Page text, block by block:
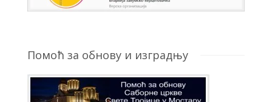
Помоћ за обнову и изградњу